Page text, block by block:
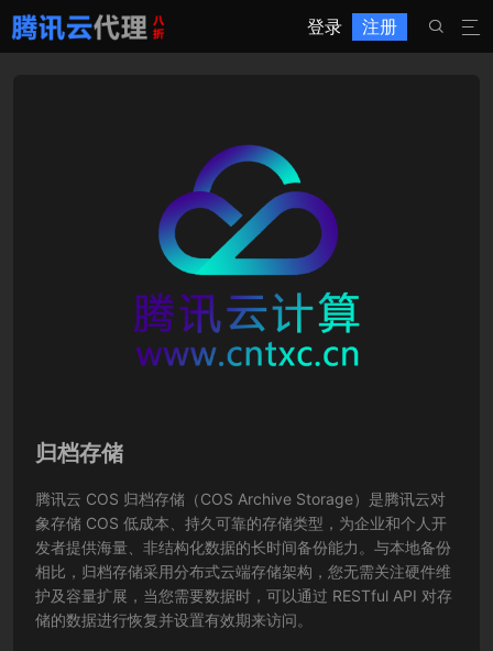
登录 注册 

归档存储
腾讯云 COS 归档存储（COS Archive Storage）是腾讯云对
象存储 COS 低成本、持久可靠的存储类型，为企业和个人开
发者提供海量、非结构化数据的长时间备份能力。与本地备份
相比，归档存储采用分布式云端存储架构，您无需关注硬件维
护及容量扩展，当您需要数据时，可以通过 RESTful API 对存
储的数据进行恢复并设置有效期来访问。